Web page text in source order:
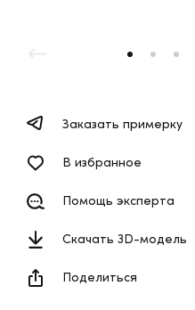
Заказать примерку
В избранное
Помощь эксперта
Скачать 3D-модель
Поделиться